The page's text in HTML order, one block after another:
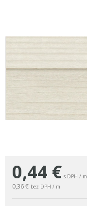
0,44 € s DPH / m
0,36 € bez DPH / m